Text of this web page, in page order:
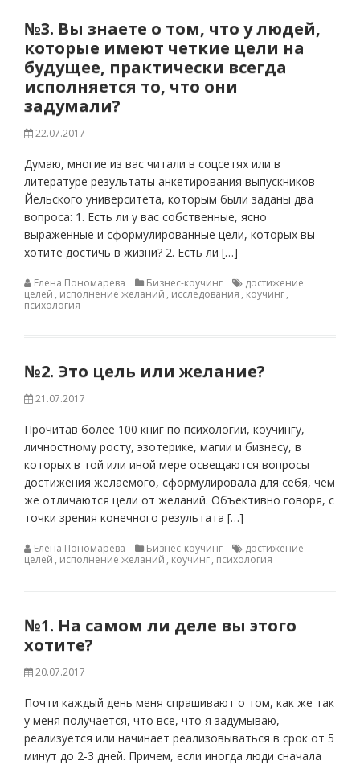
№3. Вы знаете о том, что у людей,
которые имеют четкие цели на
будущее, практически всегда
исполняется то, что они
задумали?
22.07.2017
Думаю, многие из вас читали в соцсетях или в
литературе результаты анкетирования выпускников
Йельского университета, которым были заданы два
вопроса: 1. Есть ли у вас собственные, ясно
выраженные и сформулированные цели, которых вы
хотите достичь в жизни? 2. Есть ли […]
Елена Пономарева Бизнес-коучинг
достижение
целей , исполнение желаний , исследования , коучинг,
психология
№2. Это цель или желание?
21.07.2017
Прочитав более 100 книг по психологии, коучингу,
личностному росту, эзотерике, магии и бизнесу, в
которых в той или иной мере освещаются вопросы
достижения желаемого, сформулировала для себя, чем
же отличаются цели от желаний. Объективно говоря, с
точки зрения конечного результата […]
Елена Пономарева Бизнес-коучинг
достижение
целей , исполнение желаний , коучинг, психология
№1. На самом ли деле вы этого
хотите?
20.07.2017
Почти каждый день меня спрашивают о том, как же так
у меня получается, что все, что я задумываю,
реализуется или начинает реализовываться в срок от 5
минут до 2-3 дней. Причем, если иногда люди сначала